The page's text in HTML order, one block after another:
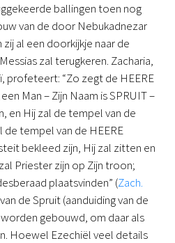
ballingen toen nog
van de door Nebukadnezar
al een doorkijkje naar de
zal terugkeren. Zacharia,
profeteert: “Zo zegt de HEERE
Man – Zijn Naam is SPRUIT –
en Hij zal de tempel van de
de tempel van de HEERE
bekleed zijn, Hij zal zitten en
Priester zijn op Zijn troon;
plaatsvinden” (Zach.
de Spruit (aanduiding van de
gebouwd, om daar als
Hoewel Ezechiël veel details